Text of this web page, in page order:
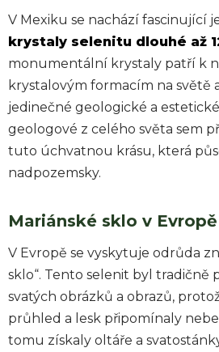
V Mexiku se nachází fascinující
krystaly selenitu dlouhé až
monumentální krystaly patří k
krystalovým formacím na světě
jedinečné geologické a
geologové z celého světa sem
tuto úchvatnou krásu, která
nadpozemsky.
Mariánské sklo v Evropě
V Evropě se vyskytuje odrůda
sklo“. Tento selenit byl tradičně
svatých obrázků a obrazů,
průhled a lesk připomínaly
tomu získaly oltáře a